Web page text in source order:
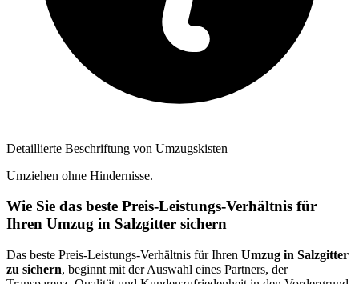
Detaillierte Beschriftung von Umzugskisten
Umziehen ohne Hindernisse.
Wie Sie das beste Preis-Leistungs-Verhältnis für
Ihren Umzug in Salzgitter sichern
Das beste Preis-Leistungs-Verhältnis für Ihren Umzug in Salzgitter
zu sichern, beginnt mit der Auswahl eines Partners, der